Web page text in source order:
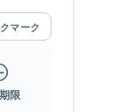
マーク
限